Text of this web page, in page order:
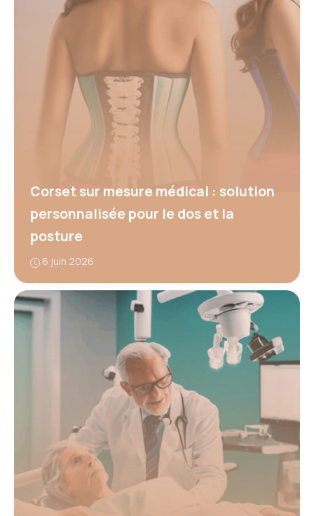
Corset sur mesure médical : solution
personnalisée pour le dos et la
posture
6 juin 2026